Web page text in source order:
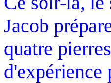
Jacob
quatre
d'expérience